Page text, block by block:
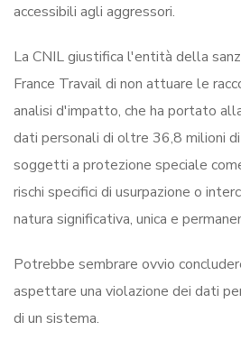
accessibili agli aggressori.
La CNIL giustifica l'entità della
France Travail di non attuare le
analisi d'impatto, che ha portato
dati personali di oltre 36,8 milioni
soggetti a protezione speciale
rischi specifici di usurpazione o
natura significativa, unica e
Potrebbe sembrare ovvio
aspettare una violazione dei dati
di un sistema.